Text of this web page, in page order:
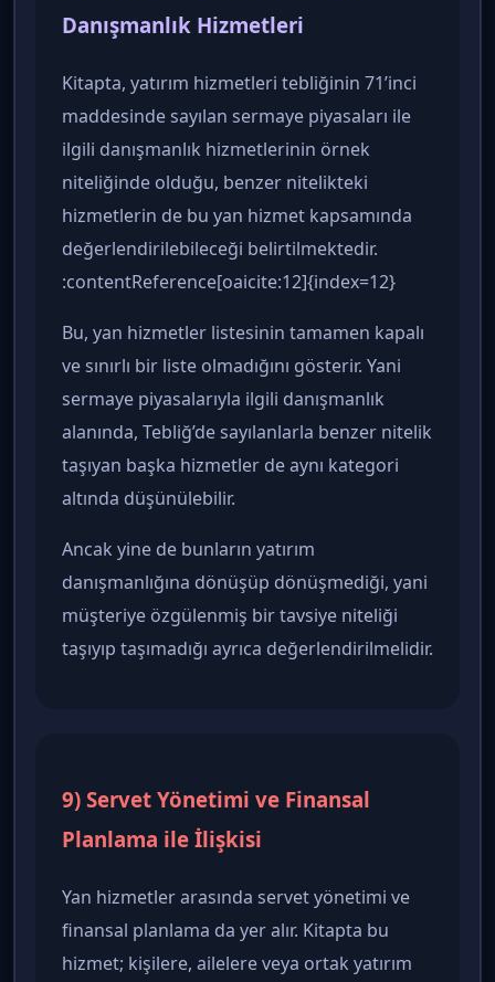
Danışmanlık Hizmetleri
Kitapta, yatırım hizmetleri tebliğinin 71’inci
maddesinde sayılan sermaye piyasaları ile
ilgili danışmanlık hizmetlerinin örnek
niteliğinde olduğu, benzer nitelikteki
hizmetlerin de bu yan hizmet kapsamında
değerlendirilebileceği belirtilmektedir.
:contentReference[oaicite:12]{index=12}
Bu, yan hizmetler listesinin tamamen kapalı
ve sınırlı bir liste olmadığını gösterir. Yani
sermaye piyasalarıyla ilgili danışmanlık
alanında, Tebliğ’de sayılanlarla benzer nitelik
taşıyan başka hizmetler de aynı kategori
altında düşünülebilir.
Ancak yine de bunların yatırım
danışmanlığına dönüşüp dönüşmediği, yani
müşteriye özgülenmiş bir tavsiye niteliği
taşıyıp taşımadığı ayrıca değerlendirilmelidir.
9) Servet Yönetimi ve Finansal
Planlama ile İlişkisi
Yan hizmetler arasında servet yönetimi ve
finansal planlama da yer alır. Kitapta bu
hizmet; kişilere, ailelere veya ortak yatırım